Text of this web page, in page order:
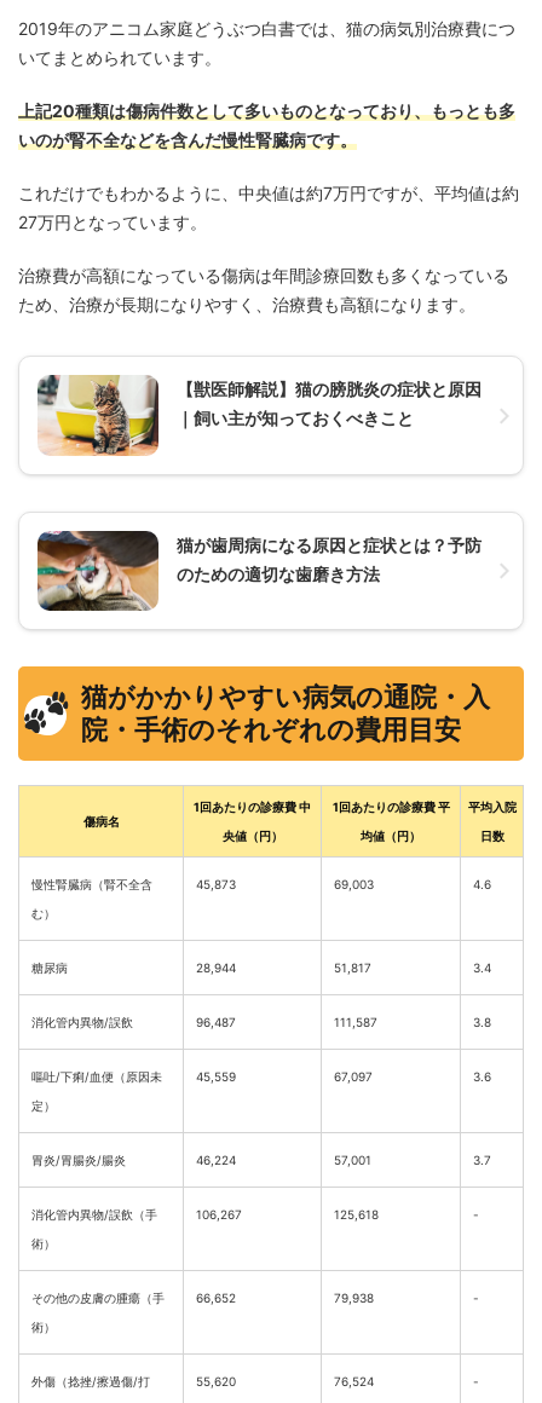
2019年のアニコム家庭どうぶつ白書では、猫の病気別治療費につ
いてまとめられています。
上記20種類は傷病件数として多いものとなっており、もっとも多
いのが腎不全などを含んだ慢性腎臓病です。
これだけでもわかるように、中央値は約7万円ですが、平均値は約
27万円となっています。
治療費が高額になっている傷病は年間診療回数も多くなっている
ため、治療が長期になりやすく、治療費も高額になります。
【獣医師解説】猫の膀胱炎の症状と原因
｜飼い主が知っておくべきこと
猫が歯周病になる原因と症状とは？予防
のための適切な歯磨き方法
猫がかかりやすい病気の通院・入
院・手術のそれぞれの費用目安
傷病名
1回あたりの診療費 中
央値（円）
1回あたりの診療費 平
均値（円）
平均入院
日数
慢性腎臓病（腎不全含
む）
45,873 69,003 4.6
糖尿病 28,944 51,817 3.4
消化管内異物/誤飲 96,487 111,587 3.8
嘔吐/下痢/血便（原因未
定）
45,559 67,097 3.6
胃炎/胃腸炎/腸炎 46,224 57,001 3.7
消化管内異物/誤飲（手
術）
106,267 125,618 -
その他の皮膚の腫瘍（手
術）
66,652 79,938 -
外傷（捻挫/擦過傷/打 55,620 76,524 -